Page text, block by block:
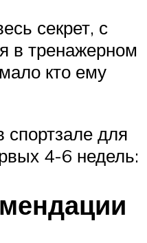
секрет, с
в тренажерном
кто ему
спортзале для
4-6 недель: